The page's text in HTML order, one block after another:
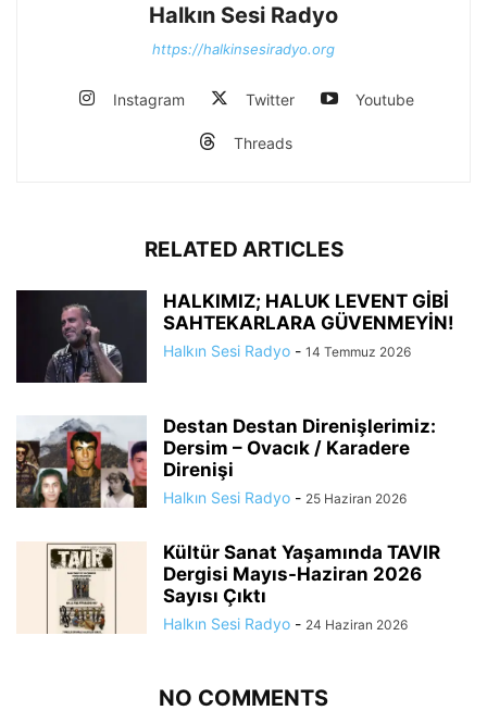
Halkın Sesi Radyo
https://halkinsesiradyo.org
Instagram Twitter Youtube
Threads
RELATED ARTICLES
HALKIMIZ; HALUK LEVENT GİBİ
SAHTEKARLARA GÜVENMEYİN!
Halkın Sesi Radyo - 14 Temmuz 2026
Destan Destan Direnişlerimiz:
Dersim – Ovacık / Karadere
Direnişi
Halkın Sesi Radyo - 25 Haziran 2026
Kültür Sanat Yaşamında TAVIR
Dergisi Mayıs-Haziran 2026
Sayısı Çıktı
Halkın Sesi Radyo - 24 Haziran 2026
NO COMMENTS